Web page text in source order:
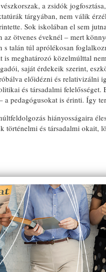
a zsidók
tárgyában, nem válik
Sok iskolában el sem
az ötvenes éveknél – mert
s talán túl aprólékosan
is meghatározó közelmúlttal
saját érdekeik szerint,
előidézni és relativizálni
és társadalmi felelősséget.
a pedagógusokat is érinti. Így
hiányosságaira
történelmi és társadalmi okait,